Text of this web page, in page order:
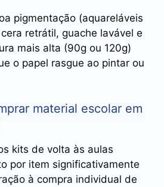
pigmentação (aquareláveis
retrátil, guache lavável e
mais alta (90g ou 120g)
o papel rasgue ao pintar ou
material escolar em
kits de volta às aulas
por item significativamente
à compra individual de